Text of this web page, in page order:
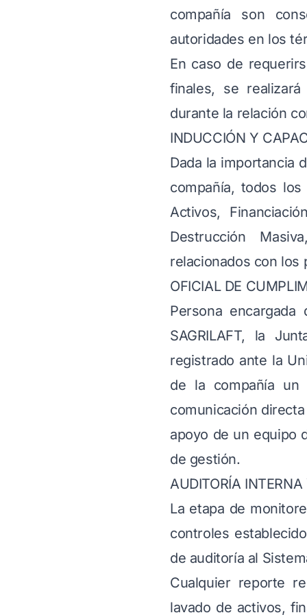
compañía son
autoridades en los
En caso de
finales, se
durante la relación
INDUCCIÓN Y
Dada la importancia
compañía, todos
Activos,
Destrucción
relacionados con los
OFICIAL DE
Persona
SAGRILAFT, la
registrado ante la
de la compañía un
comunicación
apoyo de un equipo
de gestión.
AUDITORÍA
La etapa de
controles
de auditoría al
Cualquier reporte
lavado de activos,